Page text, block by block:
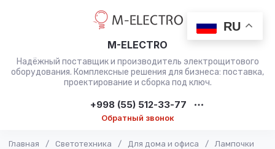
RU
M-ELECTRO
Надёжный поставщик и производитель электрощитового
оборудования. Комплексные решения для бизнеса: поставка,
проектирование и сборка под ключ.
+998 (55) 512-33-77
Обратный звонок
Главная / Светотехника / Для дома и офиса /
Лампочки